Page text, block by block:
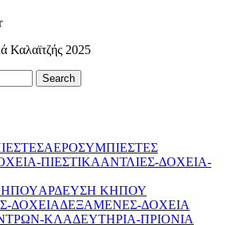
Καλαϊτζής 2025
Search
ΑΕΡΟΣΥΜΠΙΕΣΤΕΣ
ΑΝΤΛΙΕΣ-ΔΟΧΕΙΑ-
ΑΡΔΕΥΣΗ ΚΗΠΟΥ
ΔΕΞΑΜΕΝΕΣ-ΔΟΧΕΙΑ